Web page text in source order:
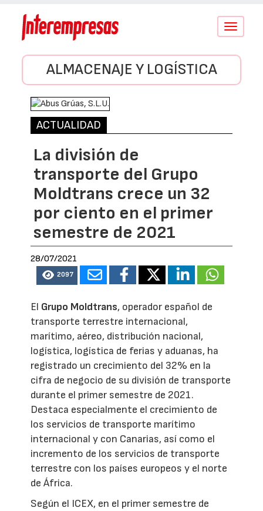
Conmutar
ALMACENAJE Y LOGÍSTICA
ACTUALIDAD
La división de
transporte del Grupo
Moldtrans crece un 32
por ciento en el primer
semestre de 2021
28/07/2021
2097
El Grupo Moldtrans, operador español de
transporte terrestre internacional,
marítimo, aéreo, distribución nacional,
logística, logística de ferias y aduanas, ha
registrado un crecimiento del 32% en la
cifra de negocio de su división de transporte
durante el primer semestre de 2021.
Destaca especialmente el crecimiento de
los servicios de transporte marítimo
internacional y con Canarias, así como el
incremento de los servicios de transporte
terrestre con los países europeos y el norte
de África.
Según el ICEX, en el primer semestre de